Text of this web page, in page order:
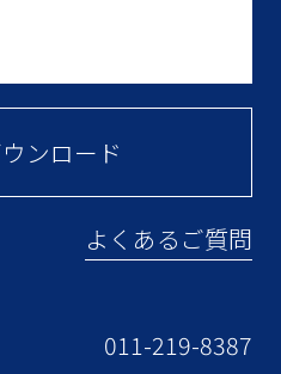
ンロード
よくあるご質問
011-219-8387